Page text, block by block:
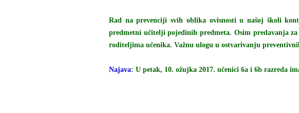
Rad na prevenciji svih oblika ovisnosti u našoj školi
predmetni učitelji pojedinih predmeta. Osim predavanja
roditeljima učenika. Važnu ulogu u ostvarivanju
Najava: U petak, 10. ožujka 2017. učenici 6a i 6b razreda